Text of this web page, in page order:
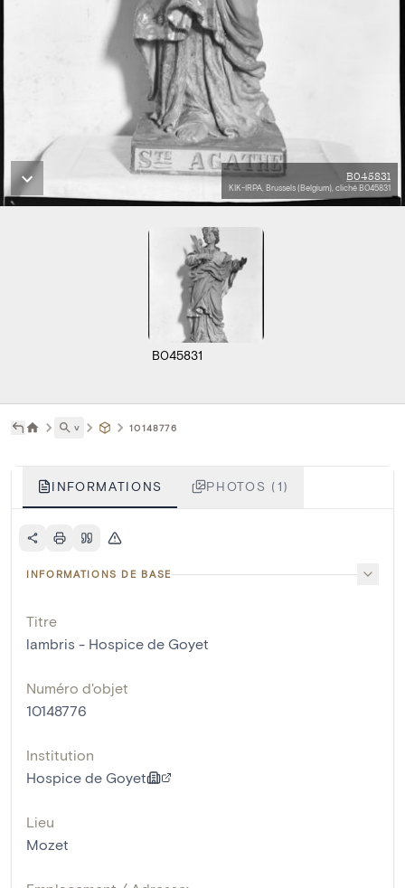
B045831
KIK-IRPA, Brussels (Belgium), cliché B045831
B045831
˅ 10148776
INFORMATIONS PHOTOS (1)
INFORMATIONS DE BASE
Titre
lambris - Hospice de Goyet
Numéro d'objet
10148776
Institution
Hospice de Goyet
Lieu
Mozet